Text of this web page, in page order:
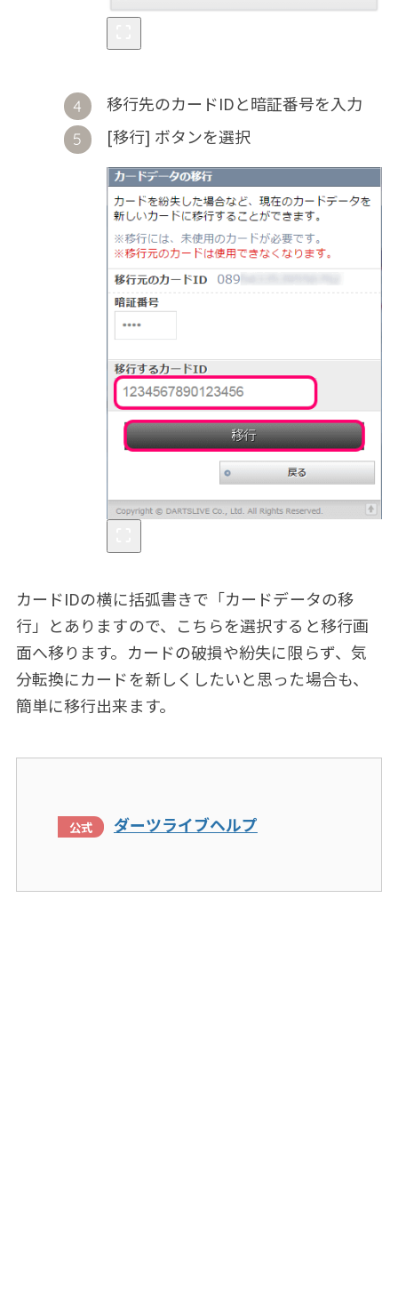
移行先のカードIDと暗証番号を入力
[移行] ボタンを選択
カードIDの横に括弧書きで「カードデータの移
行」とありますので、こちらを選択すると移行画
面へ移ります。カードの破損や紛失に限らず、気
分転換にカードを新しくしたいと思った場合も、
簡単に移行出来ます。
ダーツライブヘルプ